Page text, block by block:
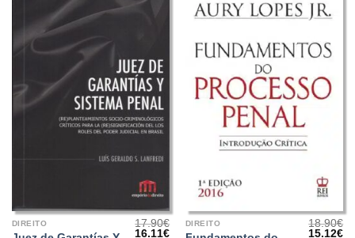
DIREITO 17.90€
O
16.11€O
DIREITO 18.90€
O
15.12€O